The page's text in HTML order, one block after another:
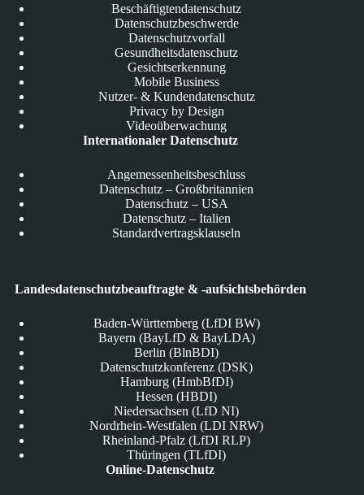
Beschäftigtendatenschutz
Datenschutzbeschwerde
Datenschutzvorfall
Gesundheitsdatenschutz
Gesichtserkennung
Mobile Business
Nutzer- & Kundendatenschutz
Privacy by Design
Videoüberwachung
Internationaler Datenschutz
Angemessenheitsbeschluss
Datenschutz – Großbritannien
Datenschutz – USA
Datenschutz – Italien
Standardvertragsklauseln
Landesdatenschutzbeauftragte & -aufsichtsbehörden
Baden-Württemberg (LfDI BW)
Bayern (BayLfD & BayLDA)
Berlin (BlnBDI)
Datenschutzkonferenz (DSK)
Hamburg (HmbBfDI)
Hessen (HBDI)
Niedersachsen (LfD NI)
Nordrhein-Westfalen (LDI NRW)
Rheinland-Pfalz (LfDI RLP)
Thüringen (TLfDI)
Online-Datenschutz